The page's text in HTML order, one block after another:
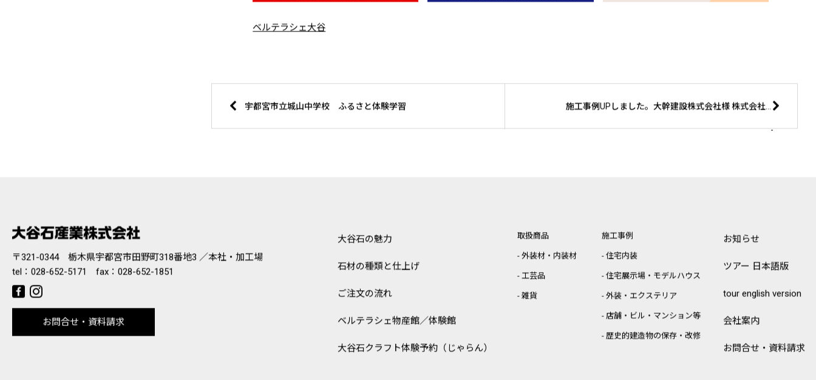
ベルテラシェ大谷
宇都宮市立城山中学校 ふるさと体験学習 施工事例UPしました。大幹建設株式会社様 株式会社興建様施工 泉が丘小学校・今泉小学校・城東小学校 屋外水飲み場外装工事
〒321-0344 栃木県宇都宮市田野町318番地3 ／本社・加工場
tel： 028-652-5171 fax：028-652-1851
お問合せ・資料請求
大谷石の魅力
石材の種類と仕上げ
ご注文の流れ
ベルテラシェ物産館／体験館
大谷石クラフト体験予約（じゃらん）
お知らせ
ツアー 日本語版
tour english version
会社案内
お問合せ・資料請求
取扱商品
外装材・内装材
工芸品
雑貨
施工事例
住宅内装
住宅展示場・モデルハウス
外装・エクステリア
店舗・ビル・マンション等
歴史的建造物の保存・改修